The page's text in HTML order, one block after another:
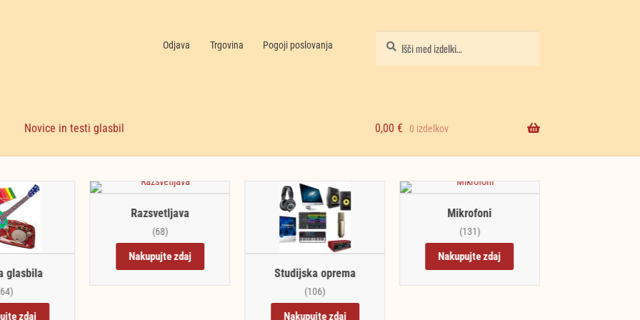
Odjava Trgovina Pogoji poslovanja
Novice in testi glasbil 0,00 € 0 izdelkov
glasbila
zdaj
Razsvetljava
(68)
Nakupujte zdaj
Studijska oprema
(106)
Nakupujte zdaj
Mikrofoni
(131)
Nakupujte zdaj